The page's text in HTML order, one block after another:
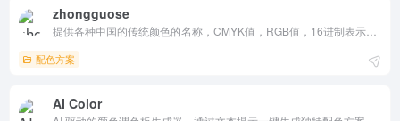
zhongguose
配色方案
AI Color